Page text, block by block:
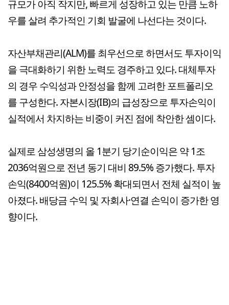
규모가 아직 작지만, 빠르게 성장하고 있는 만큼 노하
우를 살려 추가적인 기회 발굴에 나선다는 것이다.
자산부채관리(ALM)를 최우선으로 하면서도 투자이익
을 극대화하기 위한 노력도 경주하고 있다. 대체투자
의 경우 수익성과 안정성을 함께 고려한 포트폴리오
를 구성한다. 자본시장(IB)의 급성장으로 투자손익이
실적에서 차지하는 비중이 커진 점에 착안한 셈이다.
실제로 삼성생명의 올 1분기 당기순이익은 약 1조
2036억원으로 전년 동기 대비 89.5% 증가했다. 투자
손익(8400억원)이 125.5% 확대되면서 전체 실적이 높
아졌다. 배당금 수익 및 자회사·연결 손익이 증가한 영
향이다.